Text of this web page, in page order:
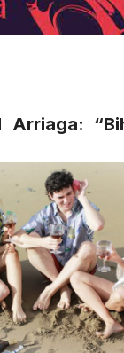
Arriaga: